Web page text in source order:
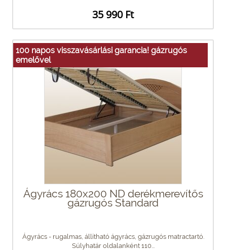
35 990 Ft
100 napos visszavásárlási garancia! gázrugós
emelővel
Ágyrács 180x200 ND derékmerevítős
gázrugós Standard
Ágyrács - rugalmas, állítható ágyrács, gázrugós matractartó.
Súlyhatár oldalanként 110...